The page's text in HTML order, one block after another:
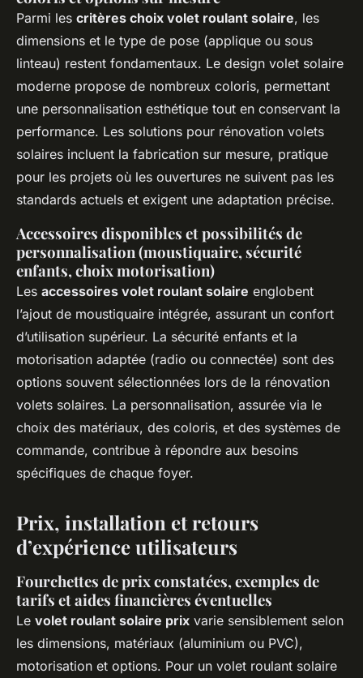
Parmi les critères choix volet roulant solaire, les
dimensions et le type de pose (applique ou sous
linteau) restent fondamentaux. Le design volet solaire
moderne propose de nombreux coloris, permettant
une personnalisation esthétique tout en conservant la
performance. Les solutions pour rénovation volets
solaires incluent la fabrication sur mesure, pratique
pour les projets où les ouvertures ne suivent pas les
standards actuels et exigent une adaptation précise.
Accessoires disponibles et possibilités de
personnalisation (moustiquaire, sécurité
enfants, choix motorisation)
Les accessoires volet roulant solaire englobent
l’ajout de moustiquaire intégrée, assurant un confort
d’utilisation supérieur. La sécurité enfants et la
motorisation adaptée (radio ou connectée) sont des
options souvent sélectionnées lors de la rénovation
volets solaires. La personnalisation, assurée via le
choix des matériaux, des coloris, et des systèmes de
commande, contribue à répondre aux besoins
spécifiques de chaque foyer.
Prix, installation et retours
d’expérience utilisateurs
Fourchettes de prix constatées, exemples de
tarifs et aides financières éventuelles
Le volet roulant solaire prix varie sensiblement selon
les dimensions, matériaux (aluminium ou PVC),
motorisation et options. Pour un volet roulant solaire